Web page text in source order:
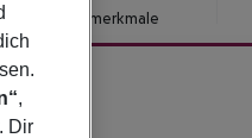
Hotelmerkmale
,
Dir